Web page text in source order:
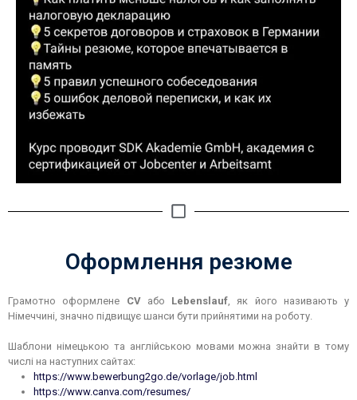
Оформлення резюме
Грамотно оформлене CVабо Lebenslauf, як його називають у
Німеччині, значно підвищує шанси бути прийнятими на роботу.
Шаблони німецькою та англійською мовами можна знайти в тому
числі на наступних сайтах:
https://www.bewerbung2go.de/vorlage/job.html
https://www.canva.com/resumes/